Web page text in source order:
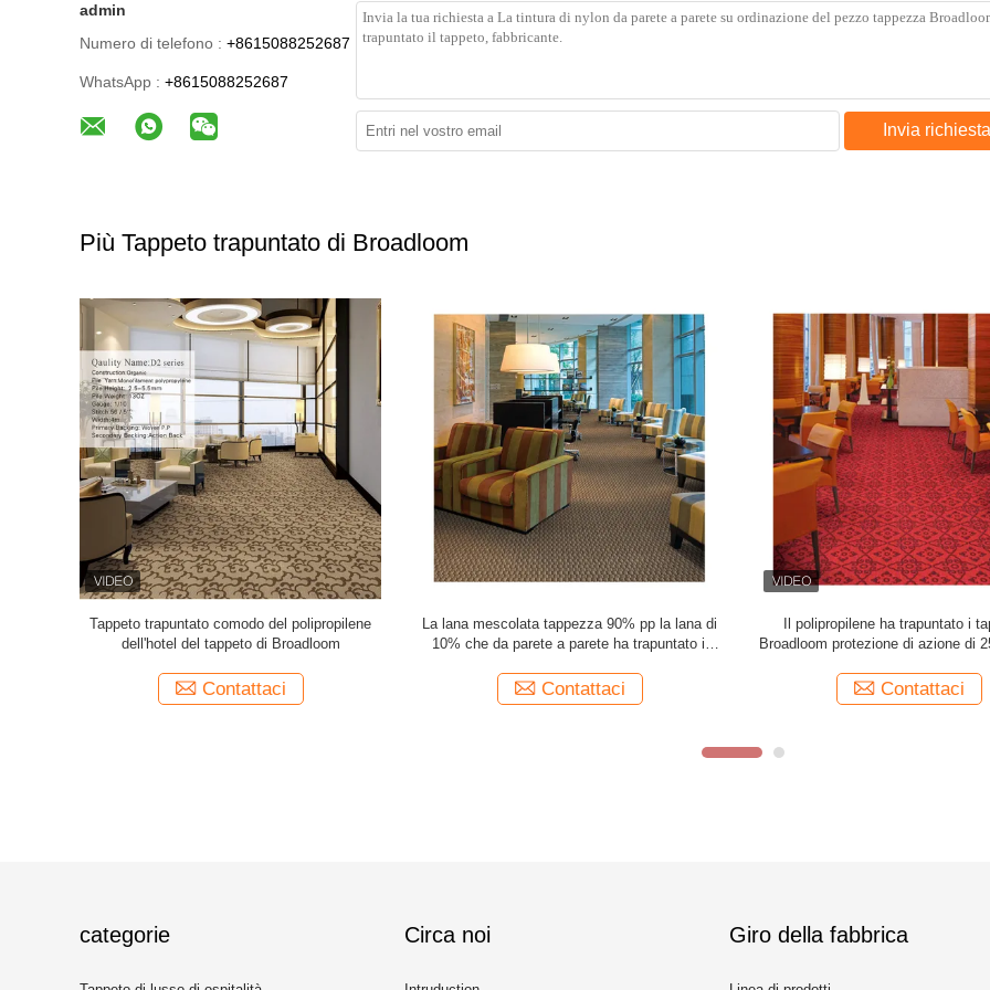
admin
Numero di telefono : +8615088252687
WhatsApp : +8615088252687
Invia richiesta
Più Tappeto trapuntato di Broadloom
Il pelo imboccolato del jacquard ha trapuntato
la larghezza 4m del tappeto di Broadloom per
Contattaci
Da parete a parete trapuntati tappezzano per
macchiare il materiale resistente del tappeto
Contattaci
Il tappeto normale da parete a
trapuntato la tintura della soluzione
Contattaci
categorie Circa noi Giro della fabbrica